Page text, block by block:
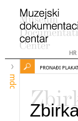
HR
mdc
PRONAĐI PLAKAT